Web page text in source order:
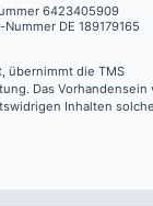
6423405909
DE 189179165
übernimmt die TMS
Das Vorhandensein
Inhalten